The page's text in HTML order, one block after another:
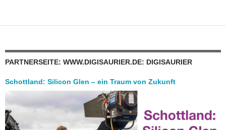
PARTNERSEITE: WWW.DIGISAURIER.DE: DIGISAURIER
Schottland: Silicon Glen – ein Traum von Zukunft